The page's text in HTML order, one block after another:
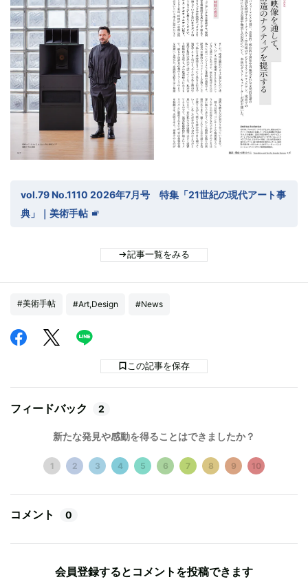
vol.79 No.1110 2026年7月号 特集「21世紀の現代アート事
典」｜美術手帖
記事一覧をみる
#美術手帖 #Art,Design #News
この記事を保存
フィードバック 2
新たな発見や感動を得ることはできましたか？
1 2 3 4 5 6 7 8 9 10
コメント 0
会員登録するとコメントを投稿できます